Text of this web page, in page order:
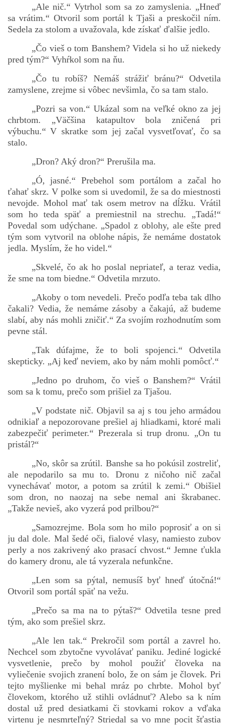
„Ale nič.“ Vytrhol som sa zo zamyslenia. „Hneď
sa vrátim.“ Otvoril som portál k Tjaši a preskočil ním.
Sedela za stolom a uvažovala, kde získať ďalšie jedlo.
„Čo vieš o tom Banshem? Videla si ho už niekedy
pred tým?“ Vyhŕkol som na ňu.
„Čo tu robíš? Nemáš strážiť bránu?“ Odvetila
zamyslene, zrejme si vôbec nevšimla, čo sa tam stalo.
„Pozri sa von.“ Ukázal som na veľké okno za jej
chrbtom. „Väčšina katapultov bola zničená pri
výbuchu.“ V skratke som jej začal vysvetľovať, čo sa
stalo.
„Dron? Aký dron?“ Prerušila ma.
„Ó, jasné.“ Prebehol som portálom a začal ho
ťahať skrz. V polke som si uvedomil, že sa do miestnosti
nevojde. Mohol mať tak osem metrov na dĺžku. Vrátil
som ho teda späť a premiestnil na strechu. „Tadá!“
Povedal som udýchane. „Spadol z oblohy, ale ešte pred
tým som vytvoril na oblohe nápis, že nemáme dostatok
jedla. Myslím, že ho videl.“
„Skvelé, čo ak ho poslal nepriateľ, a teraz vedia,
že sme na tom biedne.“ Odvetila mrzuto.
„Akoby o tom nevedeli. Prečo podľa teba tak dlho
čakali? Vedia, že nemáme zásoby a čakajú, až budeme
slabí, aby nás mohli zničiť.“ Za svojím rozhodnutím som
pevne stál.
„Tak dúfajme, že to boli spojenci.“ Odvetila
skepticky. „Aj keď neviem, ako by nám mohli pomôcť.“
„Jedno po druhom, čo vieš o Banshem?“ Vrátil
som sa k tomu, prečo som prišiel za Tjašou.
„V podstate nič. Objavil sa aj s tou jeho armádou
odnikiaľ a nepozorovane prešiel aj hliadkami, ktoré mali
zabezpečiť perimeter.“ Prezerala si trup dronu. „On tu
pristál?“
„No, skôr sa zrútil. Banshe sa ho pokúsil zostreliť,
ale nepodarilo sa mu to. Dronu z ničoho nič začal
vynechávať motor, a potom sa zrútil k zemi.“ Obišiel
som dron, no naozaj na sebe nemal ani škrabanec.
„Takže nevieš, ako vyzerá pod prilbou?“
„Samozrejme. Bola som ho milo poprosiť a on si
ju dal dole. Mal šedé oči, fialové vlasy, namiesto zubov
perly a nos zakrivený ako prasací chvost.“ Jemne ťukla
do kamery dronu, ale tá vyzerala nefunkčne.
„Len som sa pýtal, nemusíš byť hneď útočná!“
Otvoril som portál späť na vežu.
„Prečo sa ma na to pýtaš?“ Odvetila tesne pred
tým, ako som prešiel skrz.
„Ale len tak.“ Prekročil som portál a zavrel ho.
Nechcel som zbytočne vyvolávať paniku. Jediné logické
vysvetlenie, prečo by mohol použiť človeka na
vyliečenie svojich zranení bolo, že on sám je človek. Pri
tejto myšlienke mi behal mráz po chrbte. Mohol byť
človekom, ktorého už stihli ovládnuť? Alebo sa k ním
dostal už pred desiatkami či stovkami rokov a vďaka
virtenu je nesmrteľný? Striedal sa vo mne pocit šťastia